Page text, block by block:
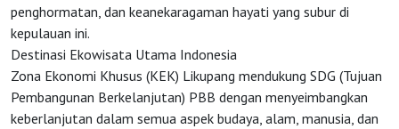
HOME
OSS
penghormatan, dan keanekaragaman hayati yang subur di
kepulauan ini.
Destinasi Ekowisata Utama Indonesia
Zona Ekonomi Khusus (KEK) Likupang mendukung SDG (Tujuan
Pembangunan Berkelanjutan) PBB dengan menyeimbangkan
keberlanjutan dalam semua aspek budaya, alam, manusia, dan